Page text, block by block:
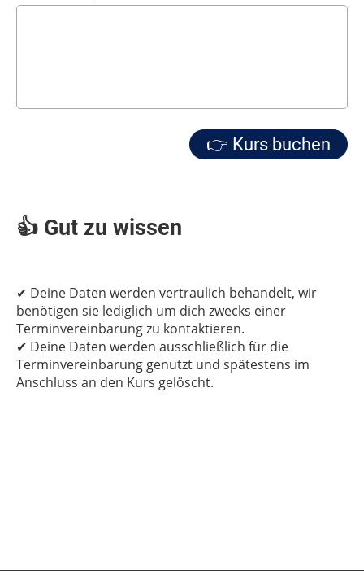
👍 Gut zu wissen
✔ Deine Daten werden vertraulich behandelt, wir
benötigen sie lediglich um dich zwecks einer
Terminvereinbarung zu kontaktieren.
✔ Deine Daten werden ausschließlich für die
Terminvereinbarung genutzt und spätestens im
Anschluss an den Kurs gelöscht.